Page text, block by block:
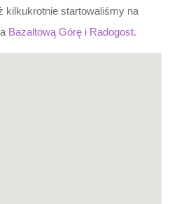
kilkukrotnie startowaliśmy na
Bazaltową Górę i Radogost.